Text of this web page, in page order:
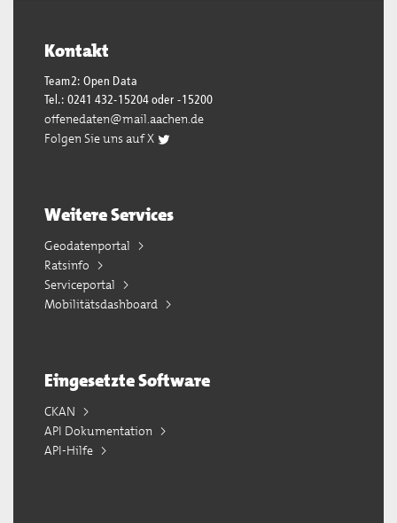
Kontakt
Team2: Open Data
Tel.: 0241 432-15204 oder -15200
offenedaten@mail.aachen.de
Folgen Sie uns auf X
Weitere Services
Geodatenportal
Ratsinfo
Serviceportal
Mobilitätsdashboard
Eingesetzte Software
CKAN
API Dokumentation
API-Hilfe